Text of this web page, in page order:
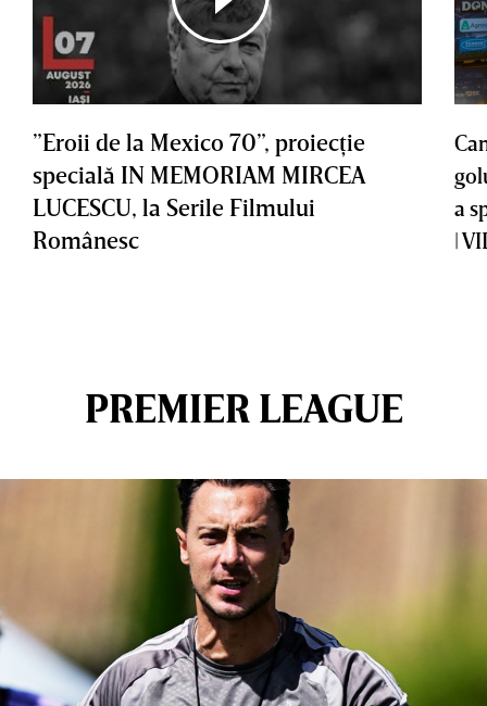
”Eroii de la Mexico 70”, proiecţie
specială IN MEMORIAM MIRCEA
LUCESCU, la Serile Filmului
Românesc
a
|
PREMIER LEAGUE